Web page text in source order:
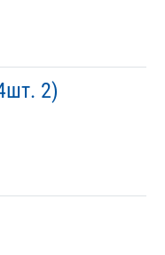
2)